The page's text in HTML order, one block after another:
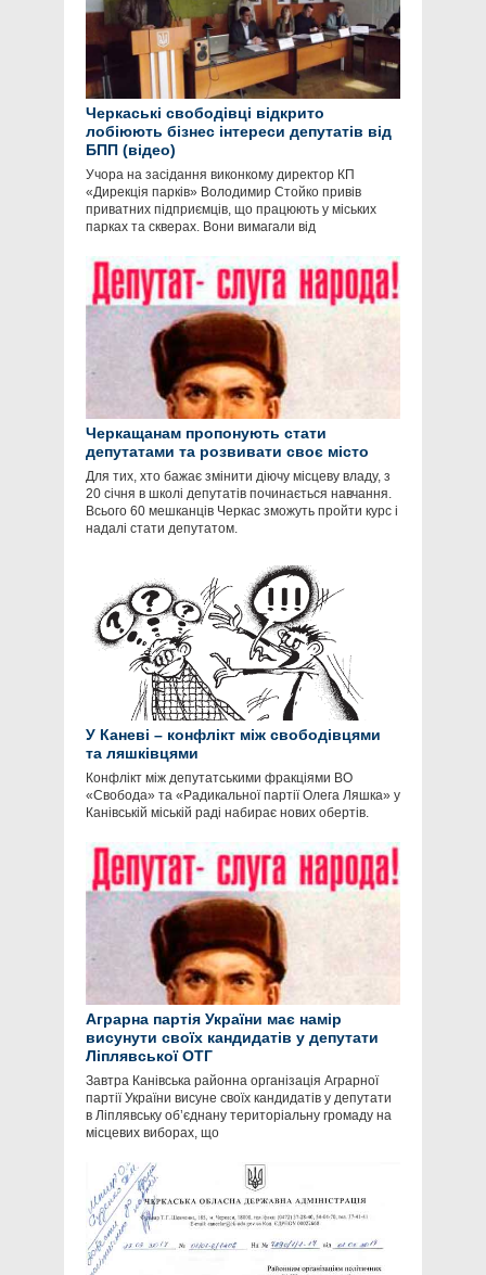
Черкаські свободівці відкрито
лобіюють бізнес інтереси депутатів від
БПП (відео)
Учора на засідання виконкому директор КП
«Дирекція парків» Володимир Стойко привів
приватних підприємців, що працюють у міських
парках та скверах. Вони вимагали від
Черкащанам пропонують стати
депутатами та розвивати своє місто
Для тих, хто бажає змінити діючу місцеву владу, з
20 січня в школі депутатів починається навчання.
Всього 60 мешканців Черкас зможуть пройти курс і
надалі стати депутатом.
У Каневі – конфлікт між свободівцями
та ляшківцями
Конфлікт між депутатськими фракціями ВО
«Свобода» та «Радикальної партії Олега Ляшка» у
Канівській міській раді набирає нових обертів.
Аграрна партія України має намір
висунути своїх кандидатів у депутати
Ліплявської ОТГ
Завтра Канівська районна організація Аграрної
партії України висуне своїх кандидатів у депутати
в Ліплявську об’єднану територіальну громаду на
місцевих виборах, що